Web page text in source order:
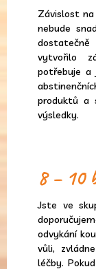
Závislost
nebude
vytvořilo
potřebuje a
produktů a
výsledky.
8 – 10
Jste ve
odvykání
vůli,
léčby.